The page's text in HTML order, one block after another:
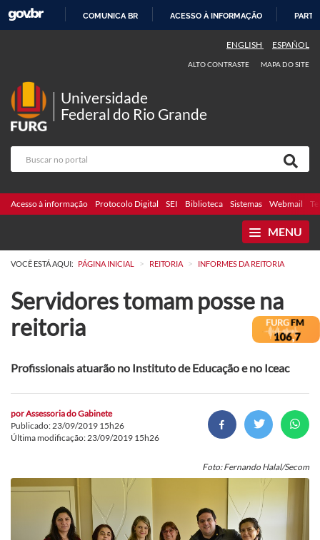
COMUNICA BR ACESSO À INFORMAÇÃO
ENGLISH ESPAÑOL
ALTO CONTRASTE MAPA DO SITE
Universidade
Federal do Rio Grande
Acesso à informação Protocolo Digital SEI Biblioteca Sistemas Webmail
MENU
VOCÊ ESTÁ AQUI: PÁGINA INICIAL > REITORIA > INFORMES DA REITORIA
Servidores tomam posse na
reitoria
Profissionais atuarão no Instituto de Educação e no Iceac
porAssessoria do Gabinete
Publicado: 23/09/2019 15h26
Última modificação: 23/09/2019 15h26
Foto: Fernando Halal/Secom